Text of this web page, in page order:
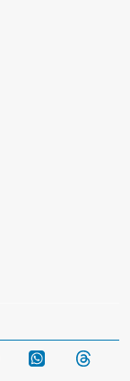
Telegram WhatsApp